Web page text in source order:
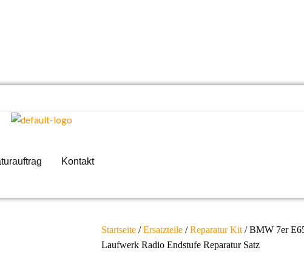
Kontakt
Startseite /Ersatzteile /Reparatur Kit / BMW 7er
Laufwerk Radio Endstufe Reparatur Satz